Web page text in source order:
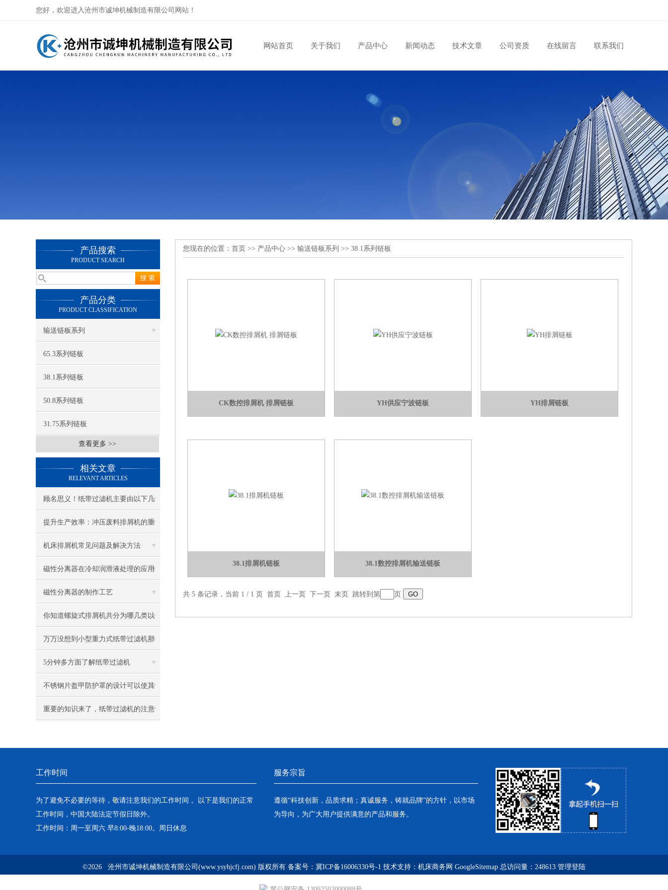
您好，欢迎进入沧州市诚坤机械制造有限公司网站！
网站首页 关于我们 产品中心 新闻动态 技术文章 公司资质 在线留言 联系我们
产品搜索
PRODUCT SEARCH
产品分类
PRODUCT CLASSIFICATION
输送链板系列
65.3系列链板
38.1系列链板
50.8系列链板
31.75系列链板
查看更多 >>
相关文章
RELEVANT ARTICLES
顾名思义！纸带过滤机主要由以下几
部分组成
提升生产效率：冲压废料排屑机的重
要性
机床排屑机常见问题及解决方法
磁性分离器在冷却润滑液处理的应用
磁性分离器的制作工艺
你知道螺旋式排屑机共分为哪几类以
及如何正确使用？
万万没想到小型重力式纸带过滤机那
么受欢迎呀！
5分钟多方面了解纸带过滤机
不锈钢片盔甲防护罩的设计可以使其
能经受撞击和炽热碎片引起的高温
重要的知识来了，纸带过滤机的注意
您现在的位置： 首页 >> 产品中心 >> 输送链板系列 >> 38.1系列链板
CK数控排屑机 排屑链板 YH供应宁波链板 YH排屑链板
38.1排屑机链板 38.1数控排屑机输送链板
共 5 条记录，当前 1 / 1 页 首页 上一页 下一页 末页 跳转到第 页
工作时间
为了避免不必要的等待，敬请注意我们的工作时间 。以下是我们的正常
工作时间，中国大陆法定节假日除外。
工作时间：周一至周六 早8:00-晚18:00。周日休息
服务宗旨
遵循“科技创新，品质求精；真诚服务，铸就品牌”的方针，以市场
为导向，为广大用户提供满意的产品和服务。
©2026 沧州市诚坤机械制造有限公司(www.ysyhjcfj.com) 版权所有 备案号：冀ICP备16006330号-1 技术支持： 机床商务网 GoogleSitemap 总访问量：248613 管理登陆